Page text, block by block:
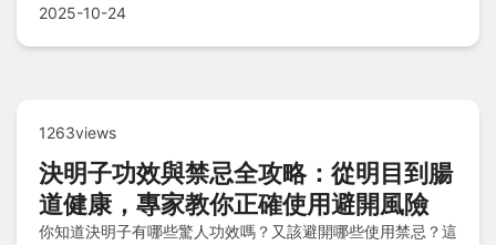
2025-10-24
1263views
決明子功效與禁忌全攻略：從明目到腸
道健康，專家教你正確使用避開風險
你知道決明子有哪些驚人功效嗎？又該避開哪些使用禁忌？這